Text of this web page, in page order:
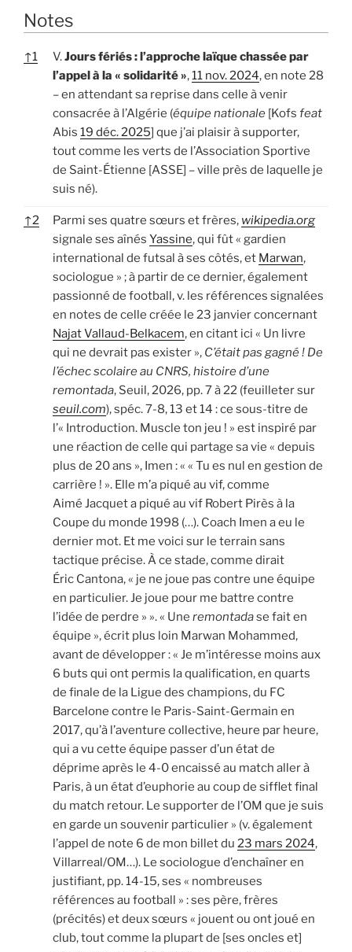
Notes
↑1 V.Jours fériés : l’approche laïque chassée par
l’appel à la « solidarité »,11 nov. 2024, en note 28
– en attendant sa reprise dans celle à venir
consacrée à l’Algérie (équipe nationale [Kofs feat
Abis 19 déc. 2025] que j’ai plaisir à supporter,
tout comme les verts de l’Association Sportive
de Saint-Étienne [ASSE] – ville près de laquelle je
suis né).
↑2 Parmi ses quatre sœurs et frères, wikipedia.org
signale ses aînés Yassine, qui fût « gardien
international de futsal à ses côtés, et Marwan,
sociologue » ; à partir de ce dernier, également
passionné de football, v. les références signalées
en notes de celle créée le 23 janvier concernant
Najat Vallaud-Belkacem, en citant ici « Un livre
qui ne devrait pas exister », C’était pas gagné ! De
l’échec scolaire au CNRS, histoire d’une
remontada, Seuil, 2026, pp. 7 à 22 (feuilleter sur
seuil.com), spéc. 7-8, 13 et 14 : ce sous-titre de
l’« Introduction. Muscle ton jeu ! » est inspiré par
une réaction de celle qui partage sa vie « depuis
plus de 20 ans », Imen : « « Tu es nul en gestion de
carrière ! ». Elle m’a piqué au vif, comme
Aimé Jacquet a piqué au vif Robert Pirès à la
Coupe du monde 1998 (…). Coach Imen a eu le
dernier mot. Et me voici sur le terrain sans
tactique précise. À ce stade, comme dirait
Éric Cantona, « je ne joue pas contre une équipe
en particulier. Je joue pour me battre contre
l’idée de perdre » ». « Une remontadase fait en
équipe », écrit plus loin Marwan Mohammed,
avant de développer : « Je m’intéresse moins aux
6 buts qui ont permis la qualification, en quarts
de finale de la Ligue des champions, du FC
Barcelone contre le Paris-Saint-Germain en
2017, qu’à l’aventure collective, heure par heure,
qui a vu cette équipe passer d’un état de
déprime après le 4-0 encaissé au match aller à
Paris, à un état d’euphorie au coup de sifflet final
du match retour. Le supporter de l’OM que je suis
en garde un souvenir particulier » (v. également
l’appel de note 6 de mon billet du 23 mars 2024,
Villarreal/OM…). Le sociologue d’enchaîner en
justifiant, pp. 14-15, ses « nombreuses
références au football » : ses père, frères
(précités) et deux sœurs « jouent ou ont joué en
club, tout comme la plupart de [ses oncles et]